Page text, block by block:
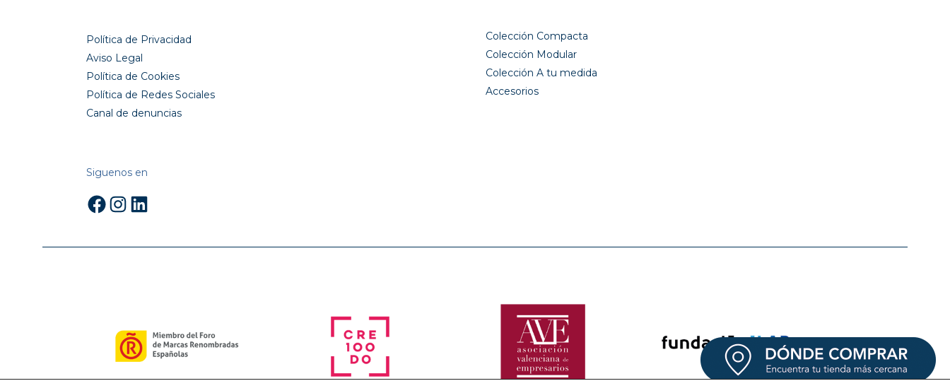
Política de Privacidad
Aviso Legal
Política de Cookies
Política de Redes Sociales
Canal de denuncias
Siguenos en
Facebook
Instagram
LinkedIn
Colección Compacta
Colección Modular
Colección A tu medida
Accesorios